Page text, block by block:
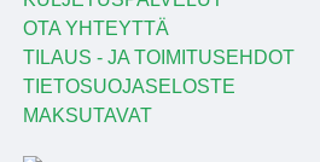
OTA YHTEYTTÄ
TILAUS - JA TOIMITUSEHDOT
TIETOSUOJASELOSTE
MAKSUTAVAT